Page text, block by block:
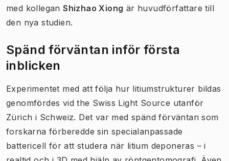
med kolleganShizhao Xiong är huvudförfattare till
den nya studien.
Spänd förväntan inför första
inblicken
Experimentet med att följa hur litiumstrukturer bildas
genomfördes vid the Swiss Light Source utanför
Zürich i Schweiz. Det var med spänd förväntan som
forskarna förberedde sin specialanpassade
battericell för att studera när litium deponeras – i